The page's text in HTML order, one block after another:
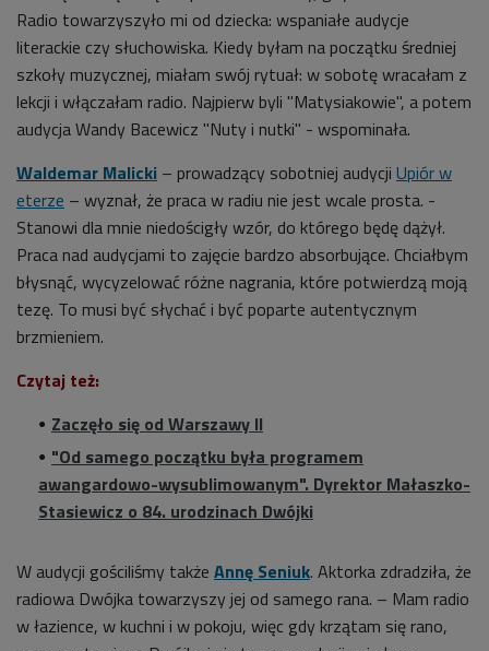
Radio towarzyszyło mi od dziecka: wspaniałe audycje
literackie czy słuchowiska. Kiedy byłam na początku średniej
szkoły muzycznej, miałam swój rytuał: w sobotę wracałam z
lekcji i włączałam radio. Najpierw byli "Matysiakowie", a potem
audycja Wandy Bacewicz "Nuty i nutki" - wspominała.
Waldemar Malicki – prowadzący sobotniej audycji Upiór w
eterze – wyznał, że praca w radiu nie jest wcale prosta. -
Stanowi dla mnie niedościgły wzór, do którego będę dążył.
Praca nad audycjami to zajęcie bardzo absorbujące. Chciałbym
błysnąć, wycyzelować różne nagrania, które potwierdzą moją
tezę. To musi być słychać i być poparte autentycznym
brzmieniem.
Czytaj też:
Zaczęło się od Warszawy II
"Od samego początku była programem
awangardowo-wysublimowanym". Dyrektor Małaszko-
Stasiewicz o 84. urodzinach Dwójki
W audycji gościliśmy także Annę Seniuk. Aktorka zdradziła, że
radiowa Dwójka towarzyszy jej od samego rana. – Mam radio
w łazience, w kuchni i w pokoju, więc gdy krzątam się rano,